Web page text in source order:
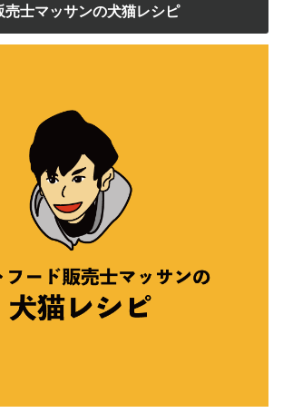
売士マッサンの犬猫レシピ